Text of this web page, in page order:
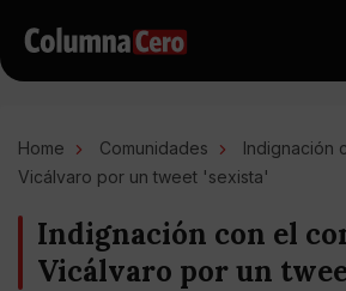
Home Comunidades
Indignación
Vicálvaro por un tweet 'sexista'
Indignación con el
Vicálvaro por un